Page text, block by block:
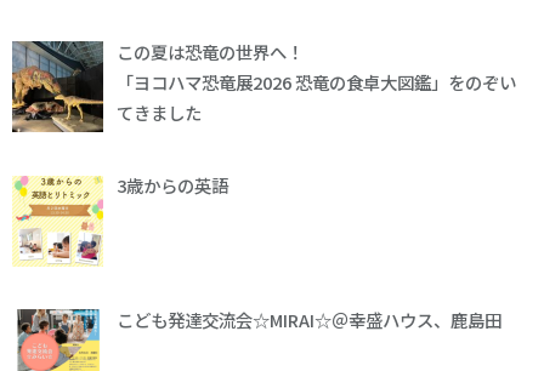
この夏は恐竜の世界へ！
「ヨコハマ恐竜展2026 恐竜の食卓大図鑑」をのぞい
てきました
3歳からの英語
こども発達交流会☆MIRAI☆＠幸盛ハウス、鹿島田